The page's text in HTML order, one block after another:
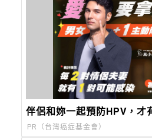
伴侶和妳一起預防HPV，才
PR（台灣癌症基金會）